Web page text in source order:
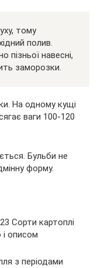
тому
полив.
навесні,
заморозки.
На одному кущі
ваги 100-120
Бульби не
форму.
з періодами